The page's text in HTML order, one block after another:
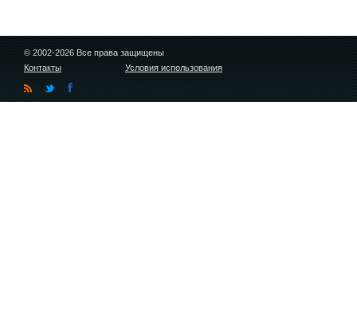
© 2002-2026 Все права защищены
Контакты
Условия использования